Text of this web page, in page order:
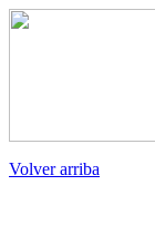
Volver arriba